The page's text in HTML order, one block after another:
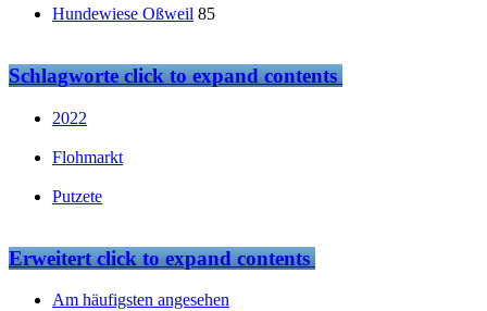
Hundewiese Oßweil 85
Schlagworteclick to expand contents
2022
Flohmarkt
Putzete
Erweitertclick to expand contents
Am häufigsten angesehen